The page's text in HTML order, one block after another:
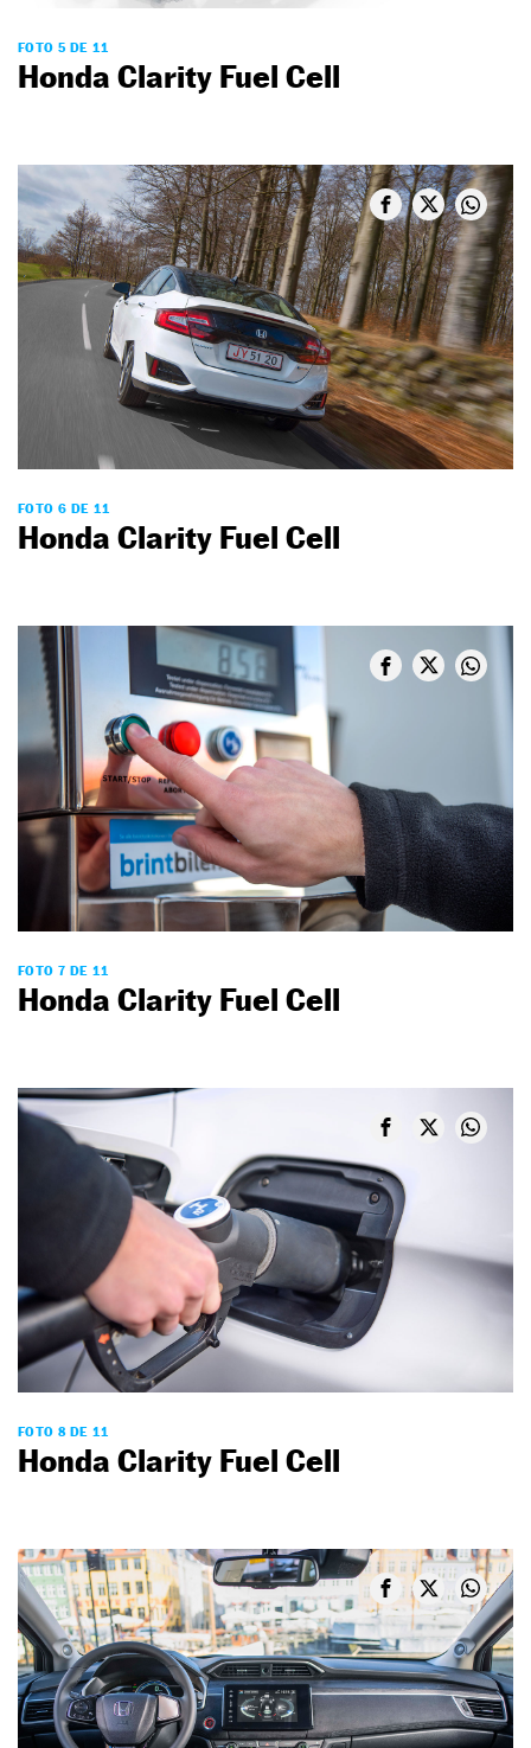
FOTO 5 DE 11
Honda Clarity Fuel Cell
FOTO 6 DE 11
Honda Clarity Fuel Cell
FOTO 7 DE 11
Honda Clarity Fuel Cell
FOTO 8 DE 11
Honda Clarity Fuel Cell